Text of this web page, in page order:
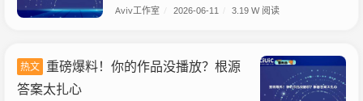
Aviv工作室 2026-06-11 3.19 W 阅读
热文 重磅爆料！你的作品没播放？根源
答案太扎心